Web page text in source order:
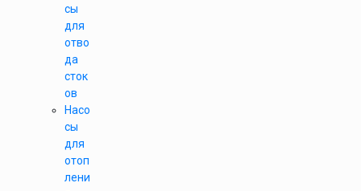
сы
для
отво
да
сток
ов
Насо
сы
для
отоп
лени